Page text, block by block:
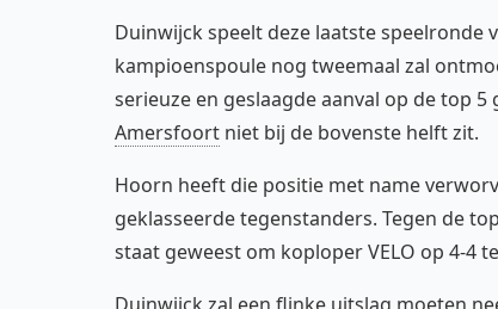
Duinwijck speelt deze laatste speelronde
kampioenspoule nog tweemaal zal
serieuze en geslaagde aanval op de top
Amersfoort niet bij de bovenste helft zit.
Hoorn heeft die positie met name
geklasseerde tegenstanders. Tegen de
staat geweest om koploper VELO op 4-4